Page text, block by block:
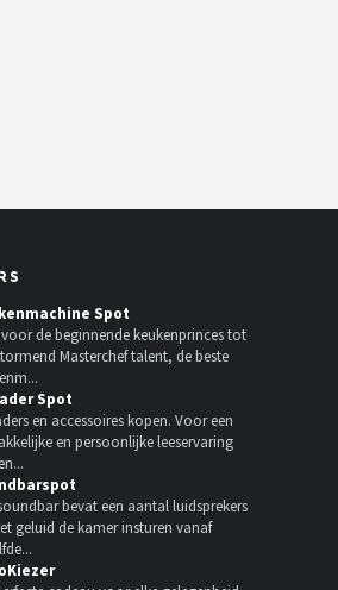
Spot
voor de beginnende keukenprinces tot
Masterchef talent, de beste
Spot
en accessoires kopen. Voor een
en persoonlijke leeservaring
bevat een aantal luidsprekers
geluid de kamer insturen vanaf